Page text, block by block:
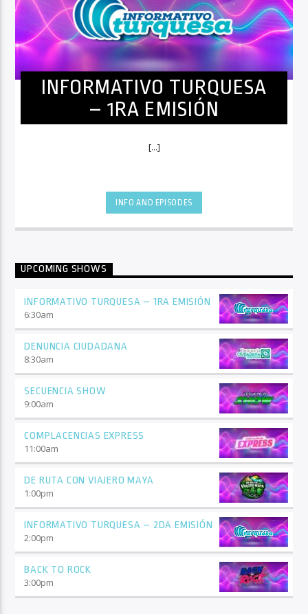
INFORMATIVO TURQUESA
– 1RA EMISIÓN
[...]
INFO AND EPISODES
UPCOMING SHOWS
INFORMATIVO TURQUESA – 1RA EMISIÓN
6:30am
DENUNCIA CIUDADANA
8:30am
SECUENCIA SHOW
9:00am
COMPLACENCIAS EXPRESS
11:00am
DE RUTA CON VIAJERO MAYA
1:00pm
INFORMATIVO TURQUESA – 2DA EMISIÓN
2:00pm
BACK TO ROCK
3:00pm